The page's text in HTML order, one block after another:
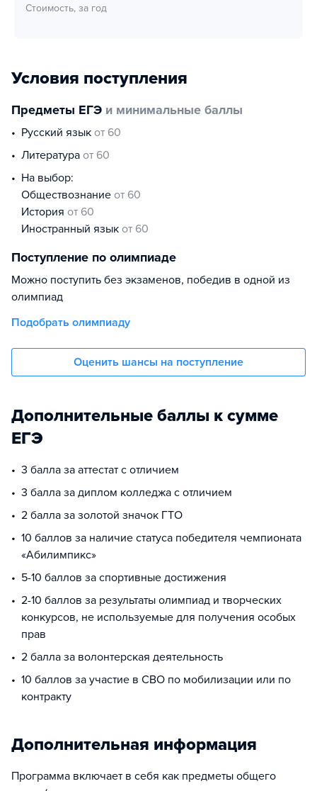
Стоимость, за год
Условия поступления
Предметы ЕГЭ и минимальные баллы
русский язык от 60
литература от 60
На выбор:
обществознание от 60
история от 60
иностранный язык от 60
Поступление по олимпиаде
Можно поступить без экзаменов, победив в одной из
олимпиад
Подобрать олимпиаду
Оценить шансы на поступление
Дополнительные баллы к сумме
ЕГЭ
3 балла за аттестат с отличием
3 балла за диплом колледжа с отличием
2 балла за золотой значок ГТО
10 баллов за наличие статуса победителя чемпионата
«Абилимпикс»
5-10 баллов за спортивные достижения
2-10 баллов за результаты олимпиад и творческих
конкурсов, не используемые для получения особых
прав
2 балла за волонтерская деятельность
10 баллов за участие в СВО по мобилизации или по
контракту
Дополнительная информация
Программа включает в себя как предметы общего